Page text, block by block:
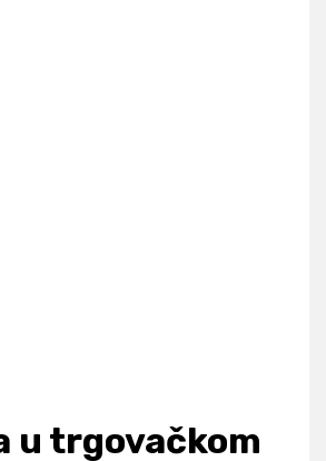
u trgovačkom